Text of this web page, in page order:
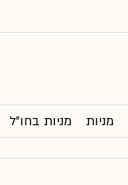
מניות מניות בחו"ל